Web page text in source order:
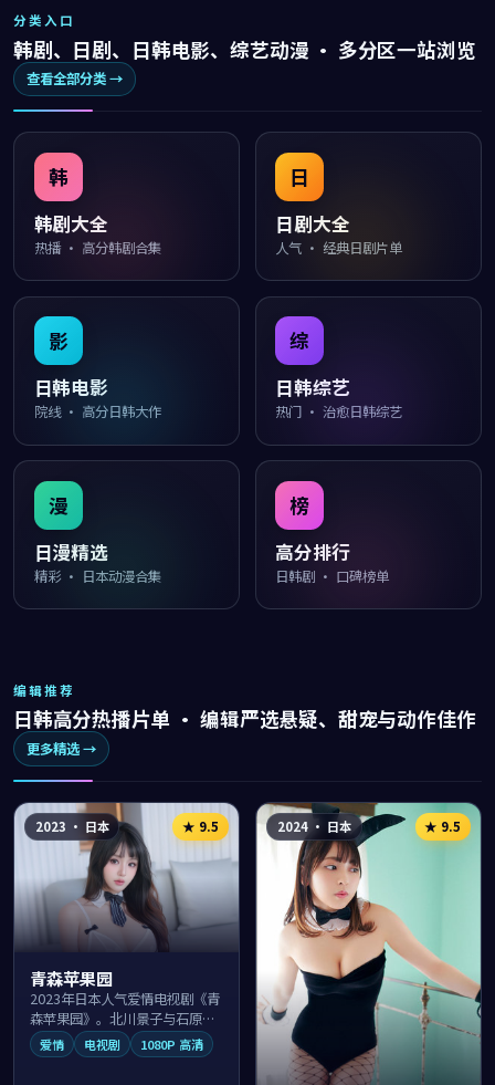
分类入口
韩剧、日剧、日韩电影、综艺动漫 · 多分区一站浏览
查看全部分类 →
韩
韩剧大全
热播 · 高分韩剧合集
日
日剧大全
人气 · 经典日剧片单
影
日韩电影
院线 · 高分日韩大作
综
日韩综艺
热门 · 治愈日韩综艺
漫
日漫精选
精彩 · 日本动漫合集
榜
高分排行
日韩剧 · 口碑榜单
编辑推荐
日韩高分热播片单 · 编辑严选悬疑、甜宠与动作佳作
更多精选 →
2023 · 日本 ★ 9.5
青森苹果园
2023年日本人气爱情电视剧《青
森苹果园》。北川景子与石原里
美领衔主演，由西谷弘执导，在
镰仓海岸的浪漫光影中讲述两个
爱情 电视剧 1080P 高清
2024· 日本 ★ 9.5